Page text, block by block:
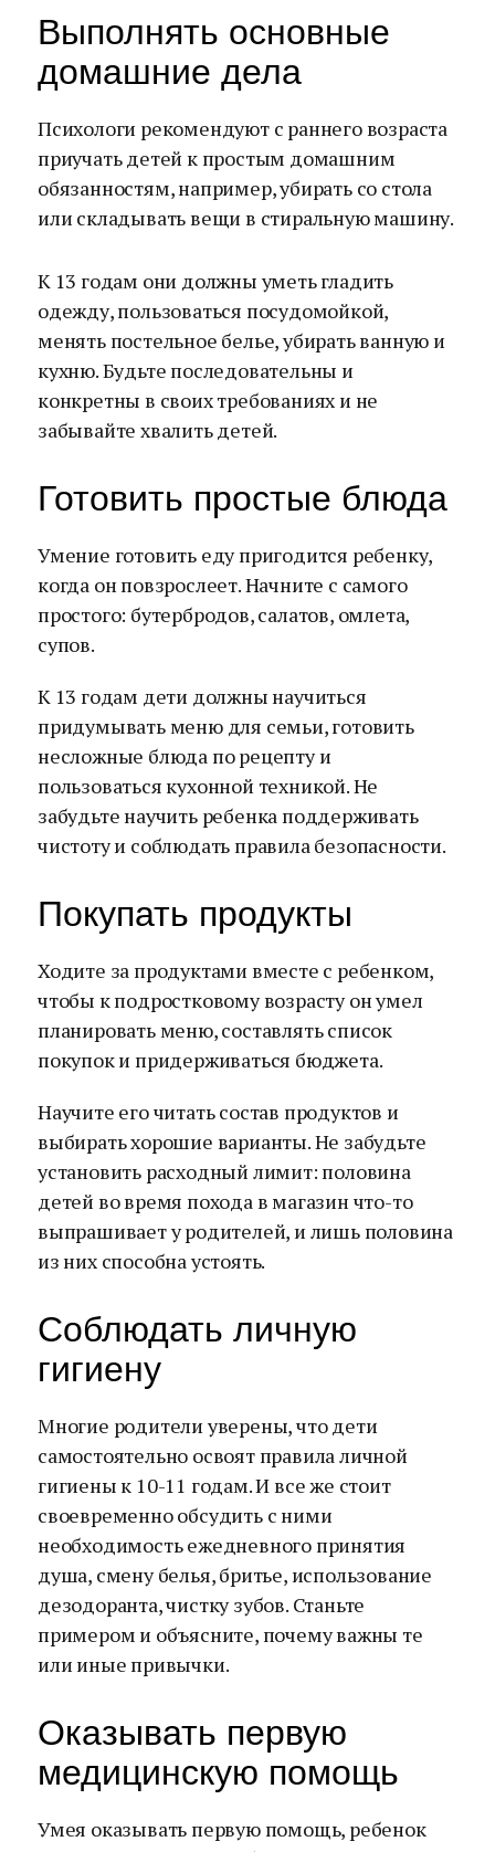
Выполнять основные
домашние дела
Психологи рекомендуют с раннего возраста
приучать детей к простым домашним
обязанностям, например, убирать со стола
или складывать вещи в стиральную машину.
К 13 годам они должны уметь гладить
одежду, пользоваться посудомойкой,
менять постельное белье, убирать ванную и
кухню. Будьте последовательны и
конкретны в своих требованиях и не
забывайте хвалить детей.
Готовить простые блюда
Умение готовить еду пригодится ребенку,
когда он повзрослеет. Начните с самого
простого: бутербродов, салатов, омлета,
супов.
К 13 годам дети должны научиться
придумывать меню для семьи, готовить
несложные блюда по рецепту и
пользоваться кухонной техникой. Не
забудьте научить ребенка поддерживать
чистоту и соблюдать правила безопасности.
Покупать продукты
Ходите за продуктами вместе с ребенком,
чтобы к подростковому возрасту он умел
планировать меню, составлять список
покупок и придерживаться бюджета.
Научите его читать состав продуктов и
выбирать хорошие варианты. Не забудьте
установить расходный лимит: половина
детей во время похода в магазин что-то
выпрашивает у родителей, и лишь половина
из них способна устоять.
Соблюдать личную
гигиену
Многие родители уверены, что дети
самостоятельно освоят правила личной
гигиены к 10-11 годам. И все же стоит
своевременно обсудить с ними
необходимость ежедневного принятия
душа, смену белья, бритье, использование
дезодоранта, чистку зубов. Станьте
примером и объясните, почему важны те
или иные привычки.
Оказывать первую
медицинскую помощь
Умея оказывать первую помощь, ребенок